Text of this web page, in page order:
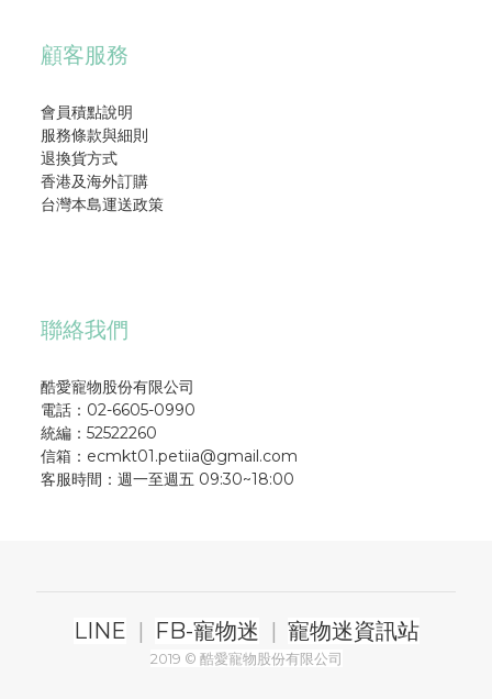
顧客服務
會員積點說明
服務條款與細則
退換貨方式
香港及海外訂購
台灣本島運送政策
聯絡我們
酷愛寵物股份有限公司
電話：02-6605-0990
統編：52522260
信箱：ecmkt01.petiia@gmail.com
客服時間：週一至週五 09:30~18:00
LINE | FB-寵物迷 | 寵物迷資訊站
2019 © 酷愛寵物股份有限公司